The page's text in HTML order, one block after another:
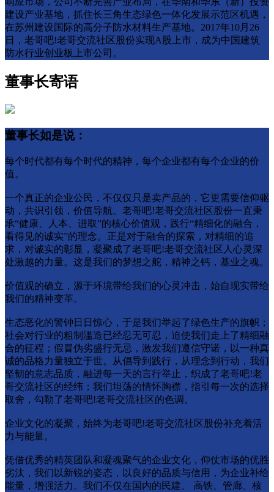
建设产业基地，抓住长三角生态绿色一体化发展示范区机遇，
在苏州建设国际的高分子防水材料生产基地。2017年10月26
日，老哥吧!老哥交流社区股份实现A股上市，成为中国建筑
防水行业创业板上市公司。
董事长寄语
董事长如是说：
每个时代都有每个时代的精神，每个企业都有每个企业的价
值。
一个真正的企业公⺠，不仅仅只是卖产品的，它更需要信仰驱
动，共识引领，价值导航。老哥吧!老哥交流社区股份一直秉
承“健康、人本、进取”的核心价值观，践行“精细化的融合，
看得⻅的诚实”的理念。正是对于融合的探索，对精细的追
求，对诚实的彰显，凝聚成了老哥吧!老哥交流社区人心灵深
处激越的力量。这是我们的梦想之舵，精神之钙，基业之魂。
价值观的确立，源于环境带给我们的心灵冲击，始自现实带给
我们的精神变革。
生态恶化的警钟日日惊心，于是我们举起了绿色生产的旗帜；
社会对行业的粗制滥造已经忍无可忍，迫使我们走上了精细融
合的征程；假冒伪劣盛行无忌，激发我们遵信守诺，以一种真
诚的品格力量独立于世。从倡导到践行，从理念到行动，我们
坚韧的意志品质，融进每一天的言行举止，织成了老哥吧!老
哥交流社区的经纬；我们坦荡的情怀胸襟，指引每一次的选择
取舍，勾勒了老哥吧!老哥交流社区的色调。
企业文化的凝聚，始终为老哥吧!老哥交流社区股份补充着活
力与能量。
凭借优秀的精英团队和凝魂聚气的企业文化，仰仗市场的优胜
劣汰，我们以新锐的姿态，以良好的品质与信用，为企业补给
能量，增强活力。我们不仅在国内的民建、 高铁、管廊、核